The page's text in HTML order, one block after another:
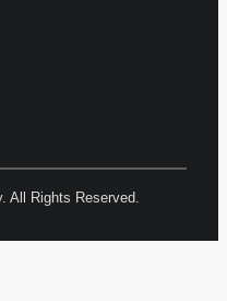
All Rights Reserved.